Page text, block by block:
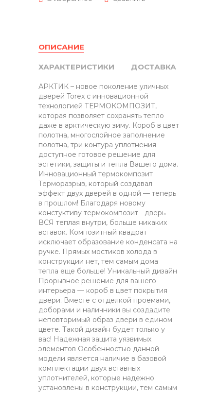
ОПИСАНИЕ
ХАРАКТЕРИСТИКИ ДОСТАВКА
АРКТИК – новое поколение уличных
дверей Torex с инновационной
технологией ТЕРМОКОМПОЗИТ,
которая позволяет сохранять тепло
даже в арктическую зиму. Короб в цвет
полотна, многослойное заполнение
полотна, три контура уплотнения –
доступное готовое решение для
эстетики, защиты и тепла Вашего дома.
Инновационный термокомпозит
Терморазрыв, который создавал
эффект двух дверей в одной — теперь
в прошлом! Благодаря новому
констуктиву термокомпозит - дверь
ВСЯ теплая внутри, больше никаких
вставок. Композитный квадрат
исключает образование конденсата на
ручке. Прямых мостиков холода в
конструкции нет, тем самым дома
тепла еще больше! Уникальный дизайн
Прорывное решение для вашего
интерьера — короб в цвет покрытия
двери. Вместе с отделкой проемами,
доборами и наличники вы создадите
неповторимый образ двери в едином
цвете. Такой дизайн будет только у
вас! Надежная защита уязвимых
элементов Особенностью данной
модели является наличие в базовой
комплектации двух вставных
уплотнителей, которые надежно
установлены в конструкции, тем самым